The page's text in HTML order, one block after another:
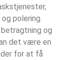
polering.
og
det være en
for at få